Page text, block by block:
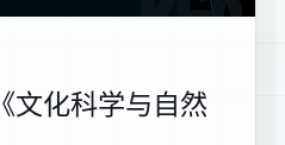
文化科学与自然